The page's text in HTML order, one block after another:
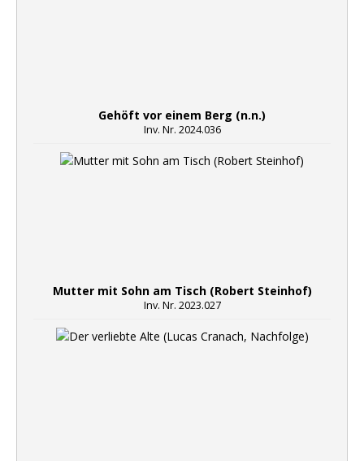
Gehöft vor einem Berg (n.n.)
Inv. Nr. 2024.036
Mutter mit Sohn am Tisch (Robert Steinhof)
Inv. Nr. 2023.027